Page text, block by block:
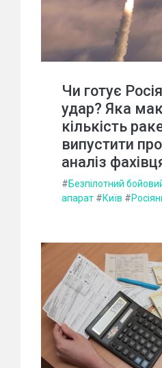
Чи готує
удар? Яка
кількість
випустити
аналіз
#Безпілотний
апарат #Київ #